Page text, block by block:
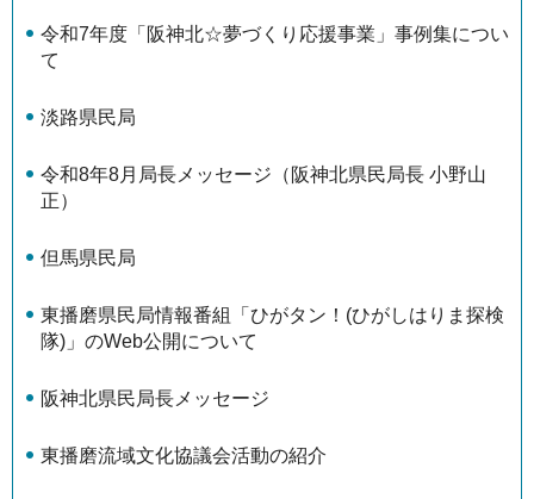
令和7年度「阪神北☆夢づくり応援事業」事例集につい
て
淡路県民局
令和8年8月局長メッセージ（阪神北県民局長 小野山
正）
但馬県民局
東播磨県民局情報番組「ひがタン！(ひがしはりま探検
隊)」のWeb公開について
阪神北県民局長メッセージ
東播磨流域文化協議会活動の紹介